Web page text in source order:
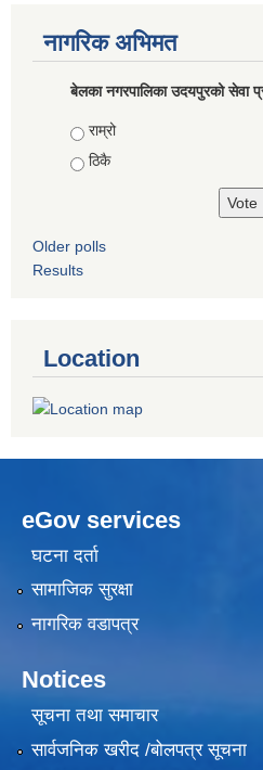
नागरिक अभिमत
बेलका नगरपालिका उदयपुरको सेवा
Choices
राम्रो
ठिकै
Older polls
Results
Location
eGov services
घटना दर्ता
सामाजिक सुरक्षा
नागरिक वडापत्र
Notices
सूचना तथा समाचार
सार्वजनिक खरीद /बोलपत्र सूचना